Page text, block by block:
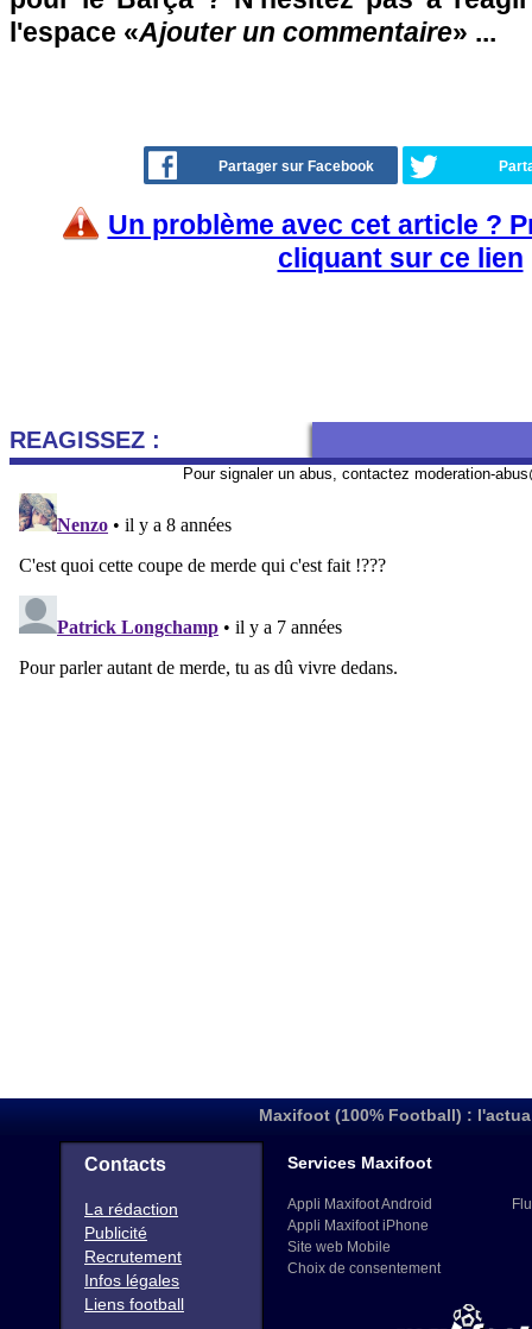
l'espace «Ajouter un commentaire» ...
Partager sur Facebook
Un problème avec cet article ?
cliquant sur ce lien
REAGISSEZ :
Pour signaler un abus, contactez moderation-
Maxifoot (100% Football) :
Contacts
La rédaction
Publicité
Recrutement
Infos légales
Liens football
Services Maxifoot
Appli Maxifoot Android
Appli Maxifoot iPhone
Site web Mobile
Choix de consentement